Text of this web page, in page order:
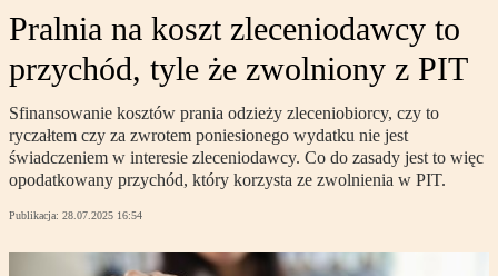
Pralnia na koszt zleceniodawcy to
przychód, tyle że zwolniony z PIT
Sfinansowanie kosztów prania odzieży zleceniobiorcy, czy to
ryczałtem czy za zwrotem poniesionego wydatku nie jest
świadczeniem w interesie zleceniodawcy. Co do zasady jest to więc
opodatkowany przychód, który korzysta ze zwolnienia w PIT.
Publikacja: 28.07.2025 16:54